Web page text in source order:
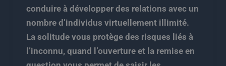
conduire à développer des relations avec un
nombre d’individus virtuellement illimité.
La solitude vous protège des risques liés à
l’inconnu, quand l’ouverture et la remise en